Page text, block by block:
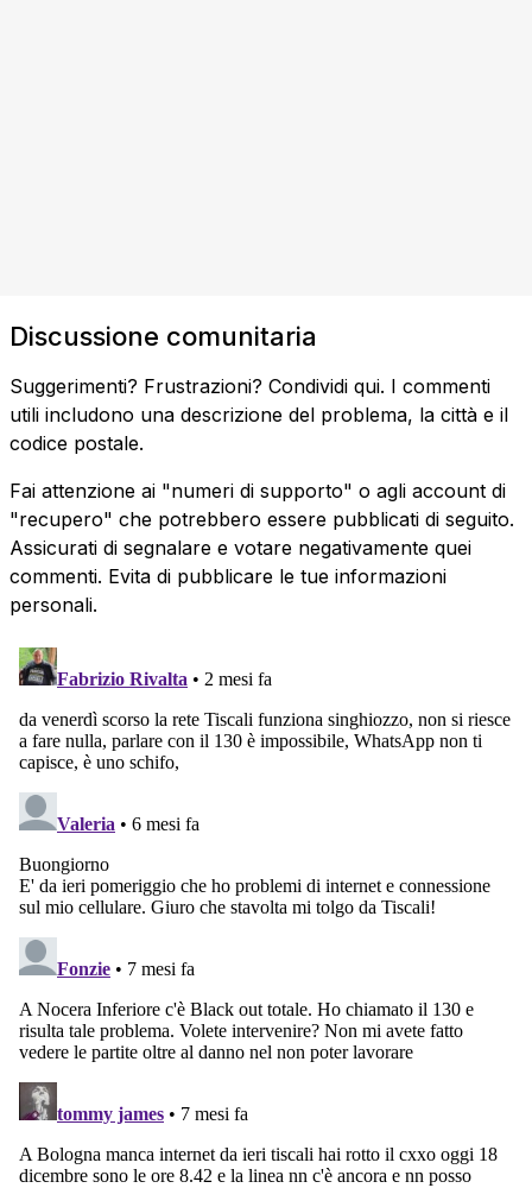
Discussione comunitaria
Suggerimenti? Frustrazioni? Condividi qui. I commenti
utili includono una descrizione del problema, la città e il
codice postale.
Fai attenzione ai "numeri di supporto" o agli account di
"recupero" che potrebbero essere pubblicati di seguito.
Assicurati di segnalare e votare negativamente quei
commenti. Evita di pubblicare le tue informazioni
personali.